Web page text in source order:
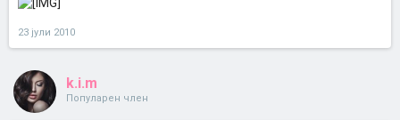
23 јули 2010
k.i.m
Популарен член